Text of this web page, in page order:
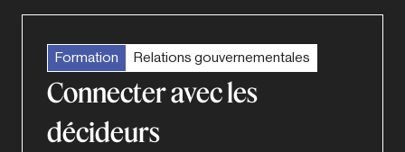
Formation Relations gouvernementales
Connecter avec les
décideurs